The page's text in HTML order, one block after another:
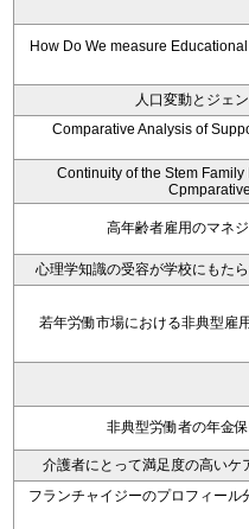
How Do We measure
人口変動とジェ
Comparative Analysis of
Continuity of the Stem
高年齢者雇用のマネ
心理学知識の受容が学校にもた
若年労働市場における非典型雇
非典型労働者の年金
介護者にとって満足度の高いケ
フランチャイジーのプロフィー